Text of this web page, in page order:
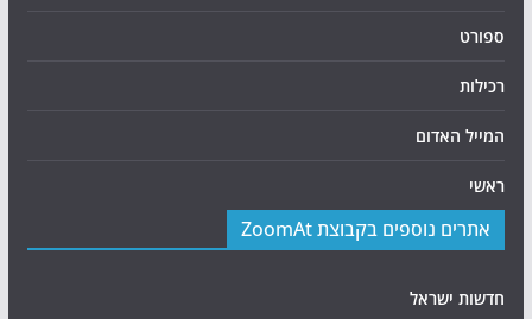
ספורט
רכילות
המייל האדום
ראשי
אתרים נוספים בקבוצת ZoomAt
חדשות ישראל